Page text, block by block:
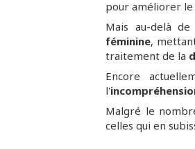
pour améliorer
Mais au-delà
féminine,
traitement de la
Encore
l'
Malgré le
celles qui en